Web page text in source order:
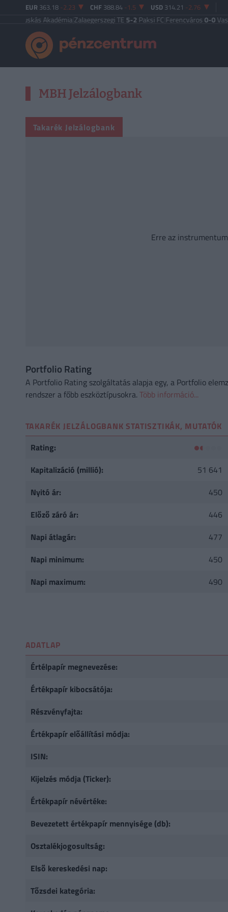
EUR 363.18 -2.23 CHF 388.84 -1.5 USD 314.21 -2.76
Akadémia|Zalaegerszegi TE5-2Paksi FC|Ferencváros0-0Vasas FC|
MBH Jelzálogbank
Takarék Jelzálogbank
Erre az
Portfolio Rating
A Portfolio Rating szolgáltatás alapja egy, a Portfolio
rendszer a főbb eszköztípusokra.Több információ...
TAKARÉK JELZÁLOGBANK STATISZTIKÁK, MUTATÓK
Rating:
Kapitalizáció (millió):
51 641
Nyitó ár:
450
Előző záró ár:
446
Napi átlagár:
477
Napi minimum:
450
Napi maximum:
490
ADATLAP
Értélpapír megnevezése:
Értékpapír kibocsátója:
Részvényfajta:
Értékpapír előállítási módja:
ISIN:
Kijelzés módja (Ticker):
Értékpapír névértéke:
Bevezetett értékpapír mennyisége (db):
Osztalékjogosultság:
Első kereskedési nap:
Tőzsdei kategória: